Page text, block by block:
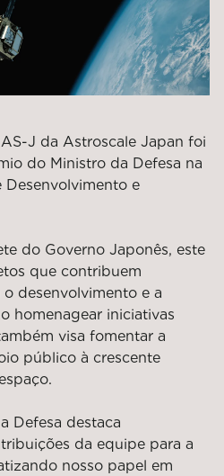
J da Astroscale Japan foi
do Ministro da Defesa na
Desenvolvimento e
do Governo Japonês, este
que contribuem
desenvolvimento e a
homenagear iniciativas
visa fomentar a
público à crescente
Defesa destaca
da equipe para a
nosso papel em